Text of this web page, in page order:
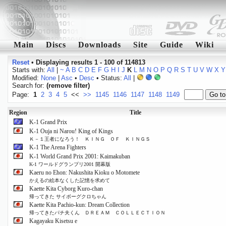
Main Discs Downloads Site Guide Wiki
Reset• Displaying results 1 - 100 of 114813
Starts with: All ~ A B C D E F G H J K L M N O P Q R S T U V W X Y
Modified: None| Asc • Desc • Status: All
Search for: (remove filter)
Page: 1 2 3 4 5 << >> 1145 1146 1147 1148 1149
Region
Title
K-1 Grand Prix
K-1 Ouja ni Narou! King of Kings
Ｋ－１王者になろう！ ＫＩＮＧ ＯＦ ＫＩＮＧＳ
K-1 The Arena Fighters
K-1 World Grand Prix 2001: Kaimakuban
K-1 ワールドグランプリ2001 開幕版
Kaeru no Ehon: Nakushita Kioku o Motomete
かえるの絵本なくした記憶を求めて
Kaette Kita Cyborg Kuro-chan
帰ってきた サイボーグクロちゃん
Kaette Kita Pachio-kun: Dream Collection
帰ってきたパチ夫くん ＤＲＥＡＭ ＣＯＬＬＥＣＴＩＯＮ
Kagayaku Kisetsu e